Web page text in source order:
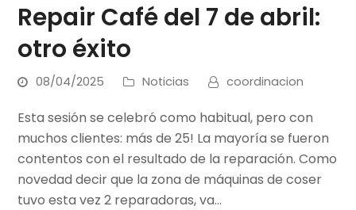
Repair Café del 7 de abril:
otro éxito
08/04/2025 Noticias coordinacion
Esta sesión se celebró como habitual, pero con
muchos clientes: más de 25! La mayoría se fueron
contentos con el resultado de la reparación. Como
novedad decir que la zona de máquinas de coser
tuvo esta vez 2 reparadoras, va…